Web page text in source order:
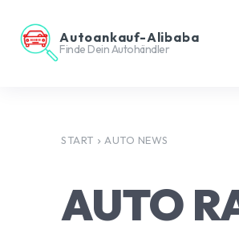
Autoankauf-Alibaba
Finde Dein Autohändler
START AUTO NEWS
AUTO